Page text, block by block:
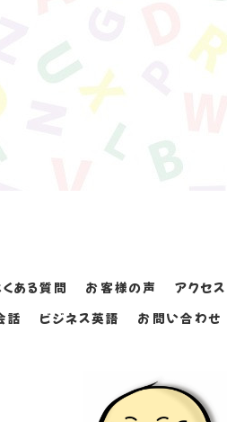
くある質問 お客様の声 アクセス
話 ビジネス英語 お問い合わせ